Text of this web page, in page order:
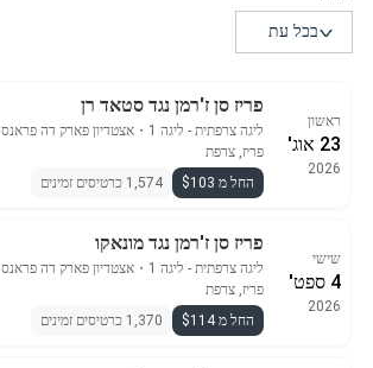
ראשון
23 אוג'
2026
פריז סן ז'רמן נגד סטאד רן
ליגה צרפתית - ליגה 1 ・ אצטדיון פארק דה פראנס
פריז, צרפת
החל מ $103
1,574 כרטיסים זמינים
שישי
4 ספט'
2026
פריז סן ז'רמן נגד מונאקו
ליגה צרפתית - ליגה 1 ・ אצטדיון פארק דה פראנס
פריז, צרפת
החל מ $114
1,370 כרטיסים זמינים